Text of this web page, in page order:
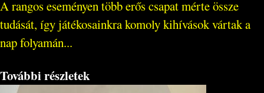
A rangos eseményen több erős csapat mérte össze
tudását, így játékosainkra komoly kihívások vártak a
nap folyamán...
További részletek